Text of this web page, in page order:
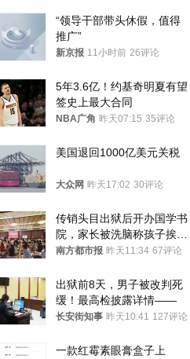
“领导干部带头休假，值得
推广”
新京报 11小时前 26评论
5年3.6亿！约基奇明夏有望
签史上最大合同
NBA广角 昨天07:15 35评论
美国退回1000亿美元关税
大众网 昨天17:02 30评论
传销头目出狱后开办国学书
院，家长被洗脑称孩子挨打
才有效果
南方都市报 昨天11:34 67评论
出狱前8天，男子被改判死
缓！最高检披露详情——
长安街知事 昨天10:41 127评论
一款红霉素眼膏盒子上